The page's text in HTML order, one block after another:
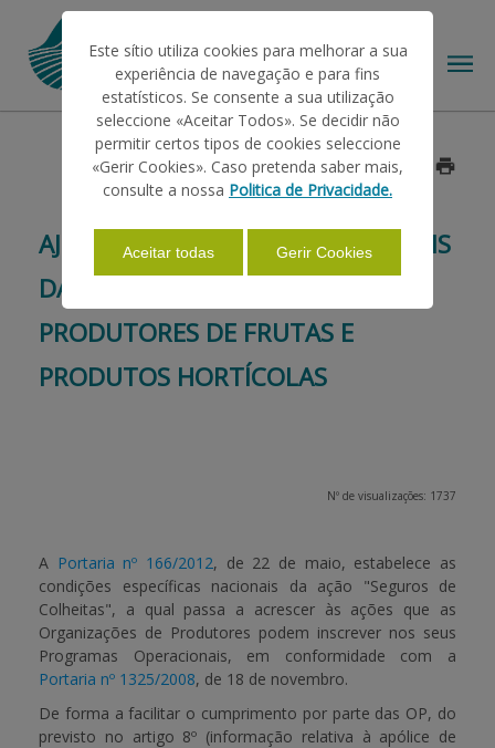
AJUDAS/APOIOS
INFORMAÇÕES
ESTATÍSTICAS
Entrar / Registar
AJUDA AOS FUNDOS OPERACIONAIS
DAS ORGANIZAÇÕES DE
PRODUTORES DE FRUTAS E
PRODUTOS HORTÍCOLAS
Data: 2013/04/11
Nº de visualizações: 1737
A Portaria nº 166/2012, de 22 de maio, estabelece as
condições específicas nacionais da ação "Seguros de
Colheitas", a qual passa a acrescer às ações que as
Organizações de Produtores podem inscrever nos seus
Programas Operacionais, em conformidade com a
Portaria nº 1325/2008, de 18 de novembro.
De forma a facilitar o cumprimento por parte das OP, do
previsto no artigo 8º (informação relativa à apólice de
Este sítio utiliza cookies para melhorar a sua
experiência de navegação e para fins
estatísticos. Se consente a sua utilização
seleccione «Aceitar Todos». Se decidir não
permitir certos tipos de cookies seleccione
«Gerir Cookies». Caso pretenda saber mais,
consulte a nossa Politica de Privacidade.
Aceitar todas Gerir Cookies